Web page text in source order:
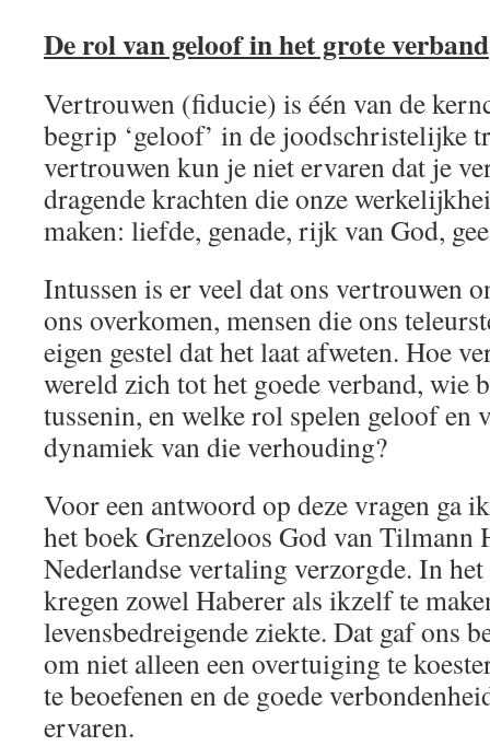
De rol van geloof in het grote verband
Vertrouwen (fiducie) is één van de
begrip ‘geloof’ in de joodschristelijke
vertrouwen kun je niet ervaren dat je
dragende krachten die onze
maken: liefde, genade, rijk van God,
Intussen is er veel dat ons vertrouwen
ons overkomen, mensen die ons
eigen gestel dat het laat afweten. Hoe
wereld zich tot het goede verband, wie
tussenin, en welke rol spelen geloof en
dynamiek van die verhouding?
Voor een antwoord op deze vragen ga
het boek Grenzeloos God van Tilmann
Nederlandse vertaling verzorgde. In
kregen zowel Haberer als ikzelf te
levensbedreigende ziekte. Dat gaf ons
om niet alleen een overtuiging te
te beoefenen en de goede
ervaren.